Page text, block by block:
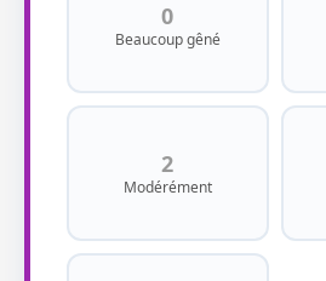
0
Beaucoup gêné
2
Modérément